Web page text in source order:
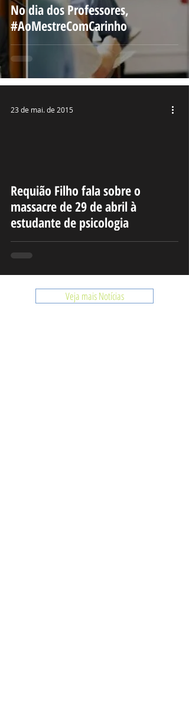
No dia dos Professores,
#AoMestreComCarinho
Requião Filho fala sobre o
massacre de 29 de abril à
estudante de psicologia
23 de mai. de 2015
Veja mais Notícias